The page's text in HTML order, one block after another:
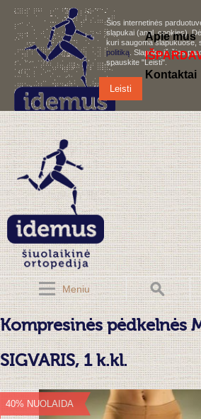
Šios internetinės
slapukai (angl. cookies).
kuri saugoma slapukuose,
politiką . Slapukų iš šios
spauskite "Leisti".
Leisti
Meniu
Apie mus
Kontaktai
Kompresinės pėdkelnės
SIGVARIS, 1 k.kl.
40% NUOLAIDA